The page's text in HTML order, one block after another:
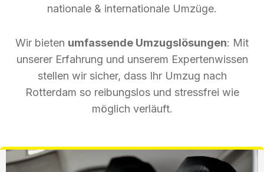
nationale & internationale Umzüge.
Wir bieten umfassende Umzugslösungen: Mit
unserer Erfahrung und unserem Expertenwissen
stellen wir sicher, dass Ihr Umzug nach
Rotterdam so reibungslos und stressfrei wie
möglich verläuft.